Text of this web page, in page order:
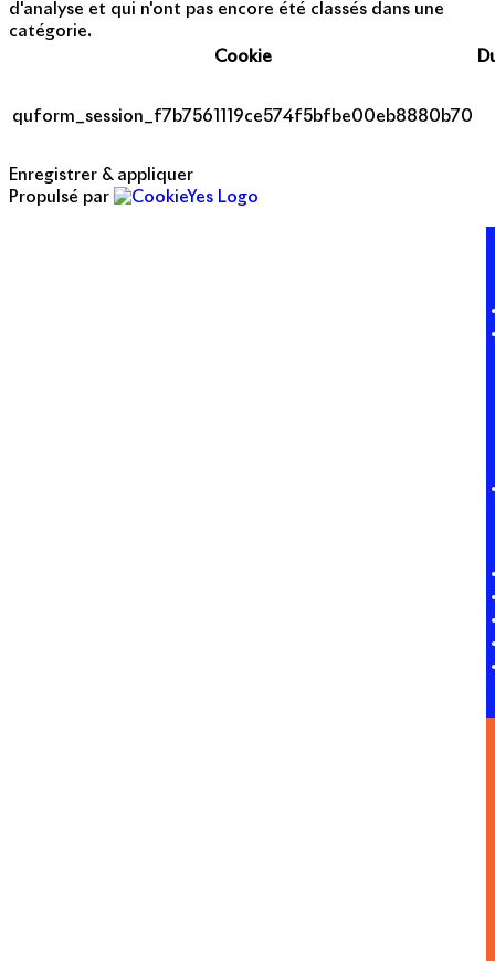
d'analyse et qui n'ont pas encore été classés dans une
catégorie.
Cookie
quform_session_f7b7561119ce574f5bfbe00eb8880b70
Enregistrer & appliquer
Propulsé par